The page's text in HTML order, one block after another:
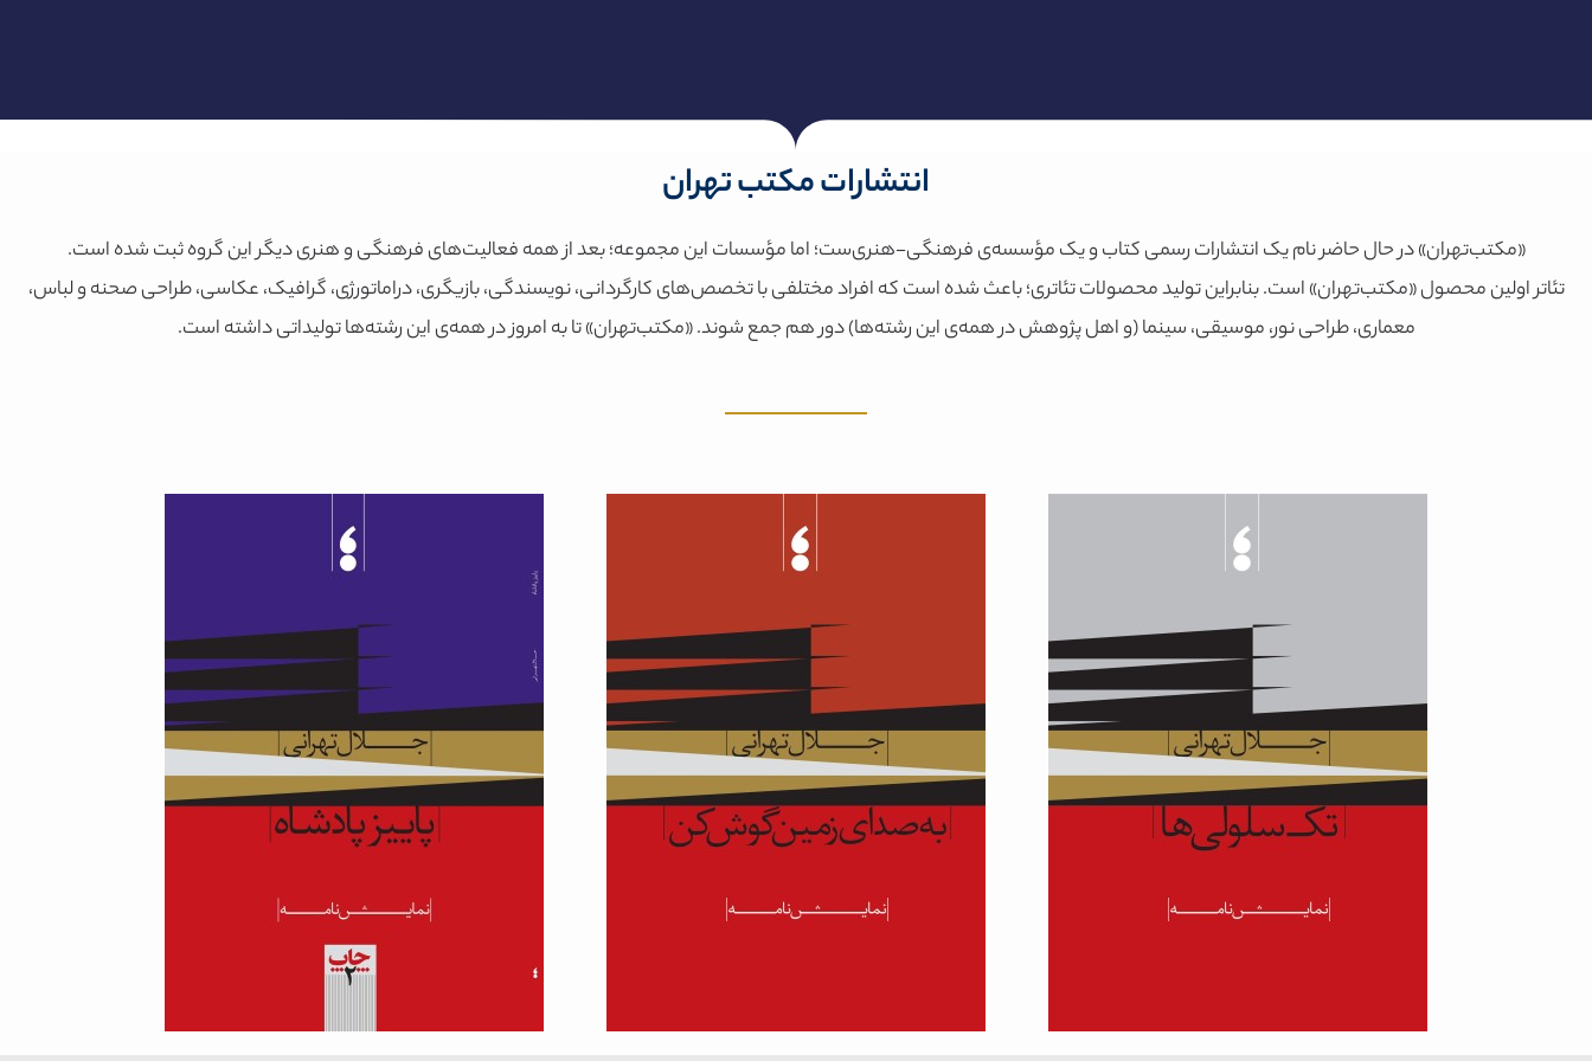
انتشارات مکتب تهران
«مکتب‌تهران» در حال حاضر نام یک انتشارات رسمی کتاب و یک مؤسسه‌ی فرهنگی-هنری‌ست؛ اما مؤسسات این مجموعه؛ بعد از همه‌ فعالیت‌های فرهنگی و هنری دیگر این گروه ثبت شده است.
تئاتر اولین محصول «مکتب‌تهران» است. بنابراین تولید محصولات تئاتری؛ باعث شده است که افراد مختلفی با تخصص‌های کارگردانی، نویسندگی، بازیگری، دراماتورژی، گرافیک، عکاسی، طراحی ‌صحنه و لباس،
معماری، طراحی نور، موسیقی، سینما (و اهل پژوهش در همه‌ی این رشته‌ها) دور هم جمع شوند. «مکتب‌تهران» تا به امروز در همه‌ی این رشته‌ها تولیداتی داشته است.